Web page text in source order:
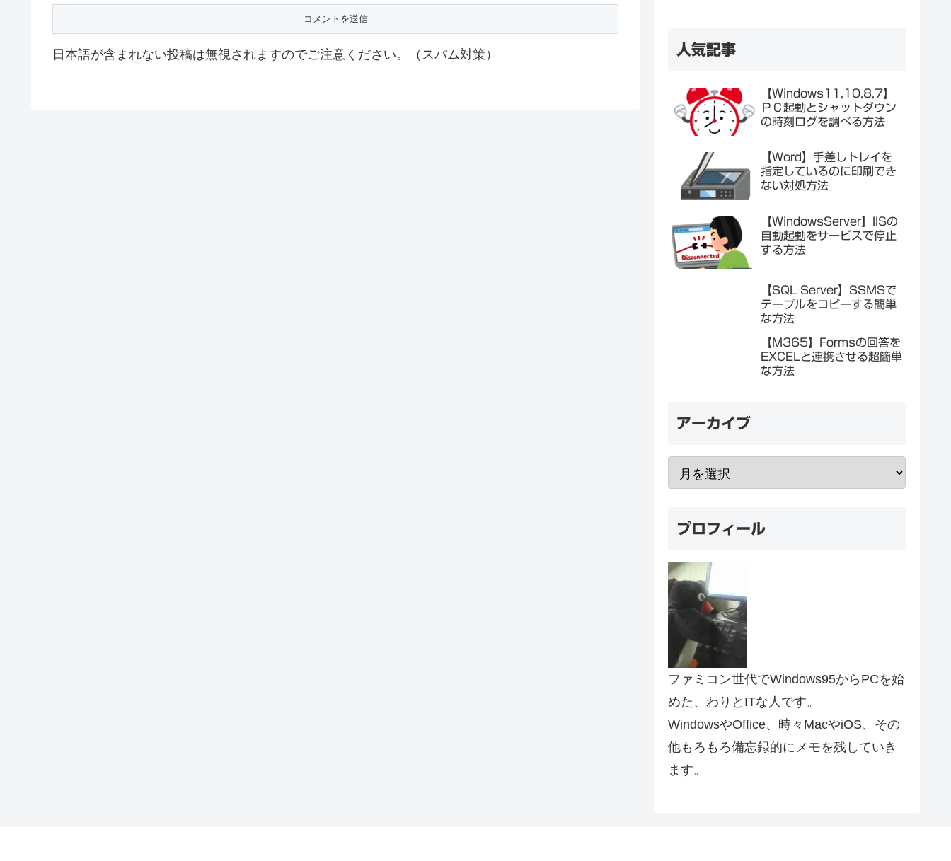
日本語が含まれない投稿は無視されますのでご注意ください。（スパム対策） 人気記事
【Windows11,10,8,7】
ＰＣ起動とシャットダウン
の時刻ログを調べる方法
【Word】手差しトレイを
指定しているのに印刷でき
ない対処方法
【WindowsServer】IISの
自動起動をサービスで停止
する方法
【SQL Server】SSMSで
テーブルをコピーする簡単
な方法
【M365】Formsの回答を
EXCELと連携させる超簡単
な方法
アーカイブ
プロフィール
ファミコン世代でWindows95からPCを始
めた、わりとITな人です。
WindowsやOffice、時々MacやiOS、その
他もろもろ備忘録的にメモを残していき
ます。